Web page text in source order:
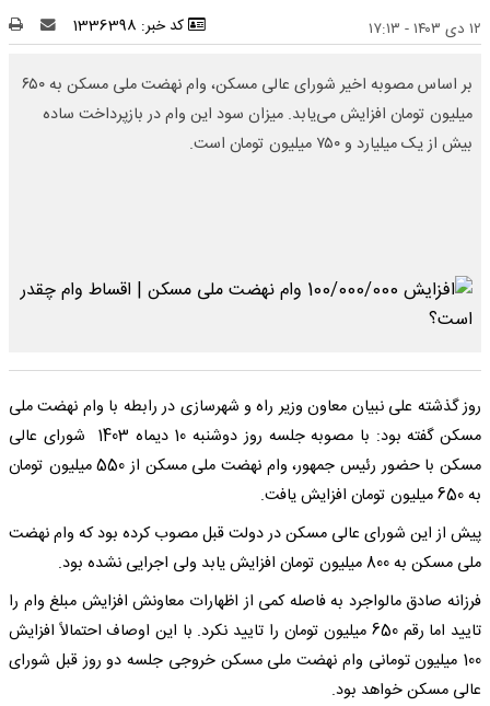
۱۲ دی ۱۴۰۳ - ۱۷:۱۳ کد خبر: 1336398
بر اساس مصوبه اخیر شورای عالی مسکن، وام نهضت ملی مسکن به ۶۵۰
میلیون تومان افزایش می‌یابد. میزان سود این وام در بازپرداخت ساده
بیش از یک میلیارد و ۷۵۰ میلیون تومان است.
روز گذشته علی نبیان معاون وزیر راه و شهرسازی در رابطه با وام نهضت ملی
مسکن گفته بود: با مصوبه جلسه روز دوشنبه 10 دیماه 1403 شورای عالی
مسکن با حضور رئیس جمهور، وام نهضت ملی مسکن از 550 میلیون تومان
به 650 میلیون تومان افزایش یافت.
پیش از این شورای عالی مسکن در دولت قبل مصوب کرده بود که وام نهضت
ملی مسکن به 800 میلیون تومان افزایش یابد ولی اجرایی نشده بود.
فرزانه صادق مالواجرد به فاصله کمی از اظهارات معاونش افزایش مبلغ وام را
تایید اما رقم 650 میلیون تومان را تایید نکرد. با این اوصاف احتمالاً افزایش
100 میلیون تومانی وام نهضت ملی مسکن خروجی جلسه دو روز قبل شورای
عالی مسکن خواهد بود.